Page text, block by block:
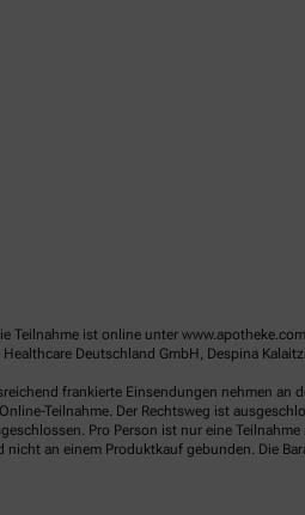
ist online unter
Deutschland GmbH, Despina
frankierte Einsendungen nehmen an
Teilnahme. Der Rechtsweg ist
Pro Person ist nur eine
an einem Produktkauf gebunden. Die